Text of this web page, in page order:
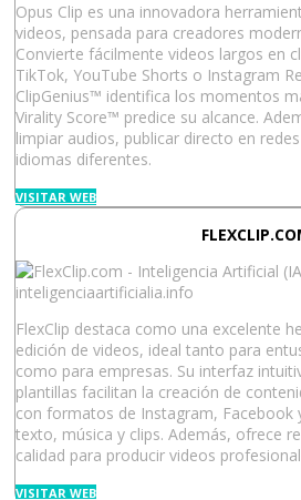
Opus Clip es una innovadora
videos, pensada para creadores
Convierte fácilmente videos largos en
TikTok, YouTube Shorts o Instagram
ClipGenius™ identifica los momentos
Virality Score™ predice su alcance.
limpiar audios, publicar directo en
idiomas diferentes.
VISITAR WEB
FlexClip destaca como una excelente
edición de videos, ideal tanto para
como para empresas. Su interfaz
plantillas facilitan la creación de
con formatos de Instagram, Facebook
texto, música y clips. Además, ofrece
calidad para producir videos
VISITAR WEB